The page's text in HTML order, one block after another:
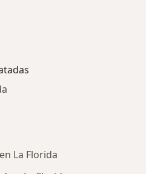
La Florida